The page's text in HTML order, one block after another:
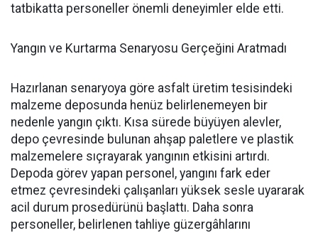
tatbikatta personeller önemli deneyimler elde etti.
Yangın ve Kurtarma Senaryosu Gerçeğini Aratmadı
Hazırlanan senaryoya göre asfalt üretim tesisindeki
malzeme deposunda henüz belirlenemeyen bir
nedenle yangın çıktı. Kısa sürede büyüyen alevler,
depo çevresinde bulunan ahşap paletlere ve plastik
malzemelere sıçrayarak yangının etkisini artırdı.
Depoda görev yapan personel, yangını fark eder
etmez çevresindeki çalışanları yüksek sesle uyararak
acil durum prosedürünü başlattı. Daha sonra
personeller, belirlenen tahliye güzergâhlarını